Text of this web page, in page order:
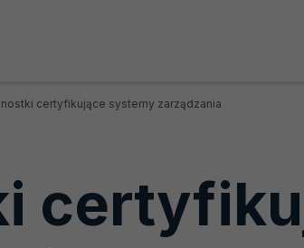
certyfikujące systemy zarządzania